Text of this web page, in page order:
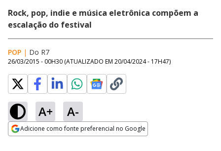
Rock, pop, indie e música eletrônica compõem a
escalação do festival
POP | Do R7
26/03/2015 - 00H30 (ATUALIZADO EM 20/04/2024 - 17H47)
A+ A-
Adicione como fonte preferencial no Google